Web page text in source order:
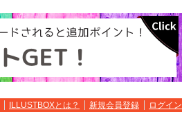
ILLUSTBOXとは？ 新規会員登録 ログイン